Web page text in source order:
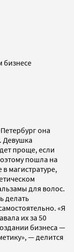
бизнесе
она
Девушка
проще, если
пошла на
магистратуре,
для волос.
делать
«Я
их за 50
бизнеса —
— делится